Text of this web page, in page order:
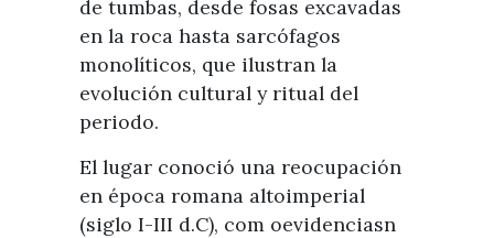
de tumbas, desde fosas excavadas
en la roca hasta sarcófagos
monolíticos, que ilustran la
evolución cultural y ritual del
periodo.
El lugar conoció una reocupación
en época romana altoimperial
(siglo I-III d.C), com oevidenciasn